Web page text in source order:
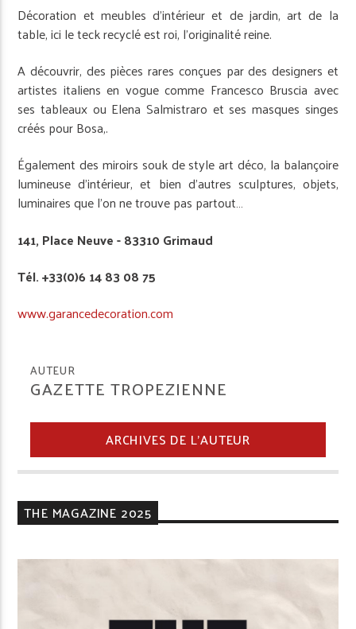
Décoration et meubles d’intérieur et de jardin, art de la
table, ici le teck recyclé est roi, l’originalité reine.
A découvrir, des pièces rares conçues par des designers et
artistes italiens en vogue comme Francesco Bruscia avec
ses tableaux ou Elena Salmistraro et ses masques singes
créés pour Bosa,.
Également des miroirs souk de style art déco, la balançoire
lumineuse d’intérieur, et bien d’autres sculptures, objets,
luminaires que l’on ne trouve pas partout…
141, Place Neuve ­- 83310 Grimaud
Tél. +33(0)6 14 83 08 75
­www.garance­decoration.com
AUTEUR
GAZETTE TROPEZIENNE
ARCHIVES DE L'AUTEUR
THE MAGAZINE 2025